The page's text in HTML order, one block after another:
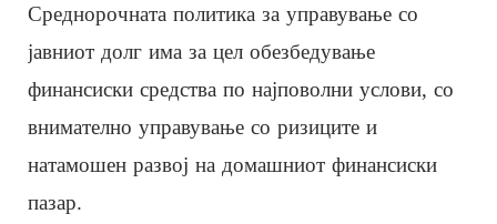
Среднорочната политика за управување со
јавниот долг има за цел обезбедување
финансиски средства по најповолни услови, со
внимателно управување со ризиците и
натамошен развој на домашниот финансиски
пазар.